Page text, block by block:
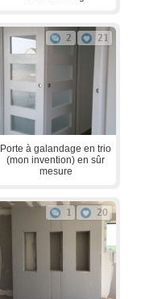
2 21
Porte à galandage en trio
(mon invention) en sûr
mesure
1 20